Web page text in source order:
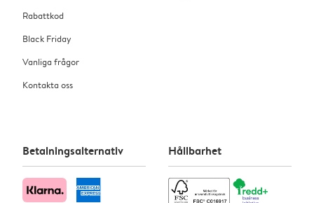
Rabattkod
Black Friday
Vanliga frågor
Kontakta oss
Betalningsalternativ Hållbarhet